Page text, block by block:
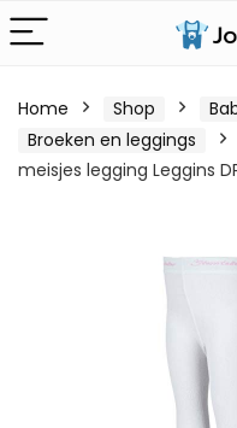
Home Shop
Broeken en leggings
meisjes legging Leggins